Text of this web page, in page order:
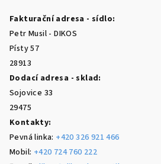
Fakturační adresa - sídlo:
Petr Musil - DIKOS
Písty 57
28913
Dodací adresa - sklad:
Sojovice 33
29475
Kontakty:
Pevná linka: +420 326 921 466
Mobil: +420 724 760 222